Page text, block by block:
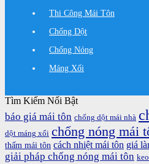
Thi Công Mái Tôn
Chống Dột
Chống Nóng
Máng Xối
Tìm Kiếm Nổi Bật
báo giá mái tôn chống dột mái nhà
dột máng xối chống nóng mái
thấm mái tôn cách nhiệt mái tôn giá
giải pháp chống nóng mái tôn